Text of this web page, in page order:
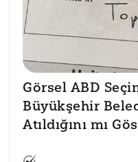
Görsel ABD
Büyükşehir
Atıldığını mı